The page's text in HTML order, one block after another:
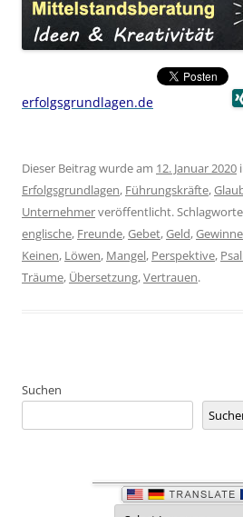
erfolgsgrundlagen.de
Dieser Beitrag wurde am 12. Januar 2020
Erfolgsgrundlagen, Führungskräfte,
Unternehmerveröffentlicht.
englische, Freunde,Gebet,Geld,Gewinne
Keinen, Löwen, Mangel, Perspektive,
Träume, Übersetzung,Vertrauen.
Suchen